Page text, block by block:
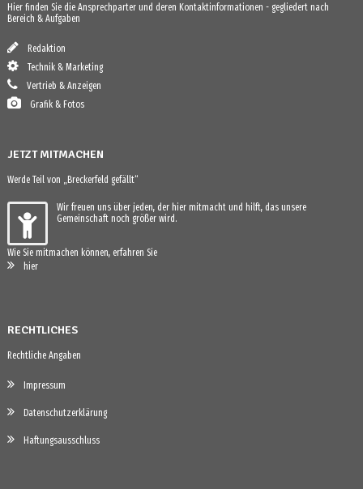
Hier finden Sie die Ansprechparter und deren Kontaktinformationen - gegliedert nach
Bereich & Aufgaben
Redaktion
Technik & Marketing
Vertrieb & Anzeigen
Grafik & Fotos
JETZT MITMACHEN
Werde Teil von „Breckerfeld gefällt“
Wir freuen uns über jeden, der hier mitmacht und hilft, das unsere
Gemeinschaft noch größer wird.
Wie Sie mitmachen können, erfahren Sie
hier
RECHTLICHES
Rechtliche Angaben
Impressum
Datenschutzerklärung
Haftungsausschluss